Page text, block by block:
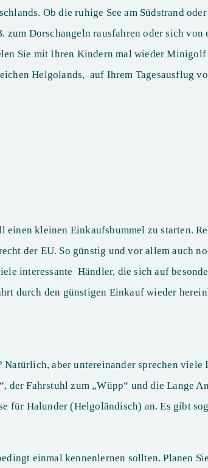
Ob die ruhige See am Südstrand
zum Dorschangeln rausfahren oder sich von
Sie mit Ihren Kindern mal wieder Minigolf
Helgolands, auf Ihrem Tagesausflug
einen kleinen Einkaufsbummel zu starten.
der EU. So günstig und vor allem auch
interessante Händler, die sich auf
durch den günstigen Einkauf wieder
aber untereinander sprechen viele
der Fahrstuhl zum „Wüpp“ und die Lange
für Halunder (Helgoländisch) an. Es gibt
einmal kennenlernen sollten. Planen